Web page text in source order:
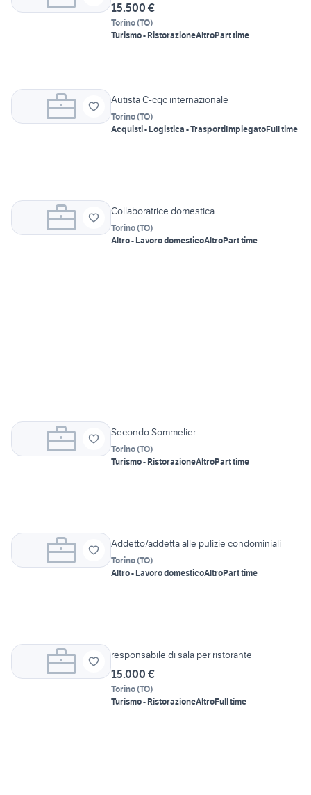
15.500 €
Torino(TO)
Turismo - RistorazioneAltroPart time
Autista C-cqc internazionale
Torino(TO)
Acquisti - Logistica - TrasportiImpiegatoFull time
Collaboratrice domestica
Torino(TO)
Altro - Lavoro domesticoAltroPart time
Secondo Sommelier
Torino(TO)
Turismo - RistorazioneAltroPart time
Addetto/addetta alle pulizie condominiali
Torino(TO)
Altro - Lavoro domesticoAltroPart time
responsabile di sala per ristorante
15.000 €
Torino(TO)
Turismo - RistorazioneAltroFull time